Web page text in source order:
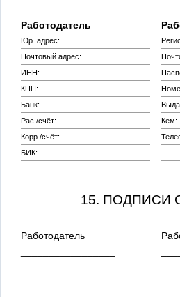
Работодатель
Юр. адрес:
Почтовый адрес:
ИНН:
КПП:
Банк:
Рас./счёт:
Корр./счёт:
БИК:
Кем:
15. ПОДПИСИ
Работодатель